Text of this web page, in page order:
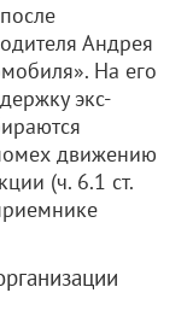
Андрея
На его
экс-
движению
(ч. 6.1 ст.